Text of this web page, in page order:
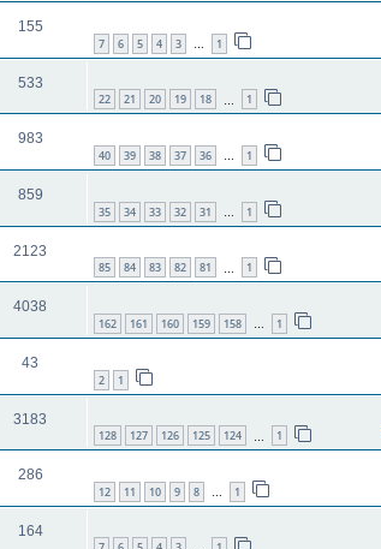
1
…
3
4
5
6
7
155
1
18
19
20
21
22
533
1
…
36
37
38
39
40
983
1
…
31
32
33
34
35
859
1
81
82
83
84
85
2123
1
…
158
159
160
161
162
4038
1
2
43
1
124
125
126
127
128
3183
1
…
8
9
10
11
12
286
164